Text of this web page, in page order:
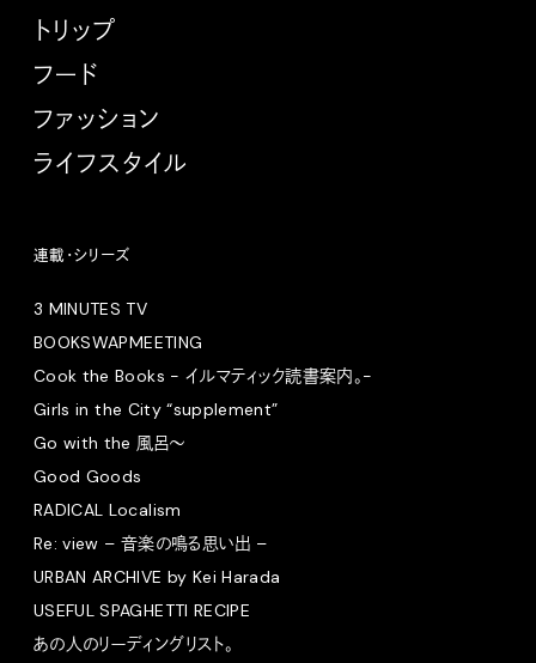
トリップ
フード
ファッション
ライフスタイル
連載・シリーズ
3 MINUTES TV
BOOKSWAPMEETING
Cook the Books - イルマティック読書案内。-
Girls in the City “supplement”
Go with the 風呂〜
Good Goods
RADICAL Localism
Re: view – 音楽の鳴る思い出 –
URBAN ARCHIVE by Kei Harada
USEFUL SPAGHETTI RECIPE
あの人のリーディングリスト。